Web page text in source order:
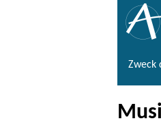
Zweck